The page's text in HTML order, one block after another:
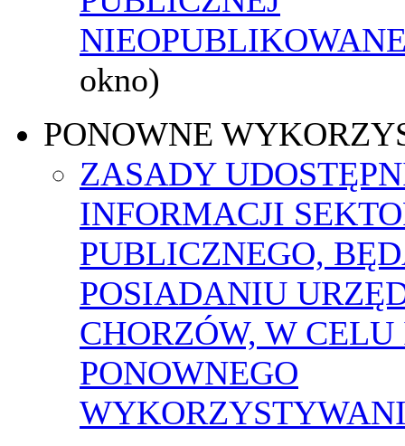
okno)
PONOWNE
ZASADY
INFORMACJI
PUBLICZNEGO,
POSIADANIU
CHORZÓW, W
PONOWNEGO